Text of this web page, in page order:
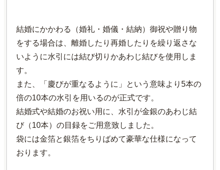
結婚にかかわる（婚礼・婚儀・結納）御祝や贈り物
をする場合は、離婚したり再婚したりを繰り返さな
いように水引には結び切りかあわじ結びを使用しま
す。
また、「慶びが重なるように」という意味より5本の
倍の10本の水引を用いるのが正式です。
結婚式や結婚のお祝い用に、水引が金銀のあわじ結
び（10本）の目録をご用意致しました。
袋には金箔と銀箔をちりばめて豪華な仕様になって
おります。